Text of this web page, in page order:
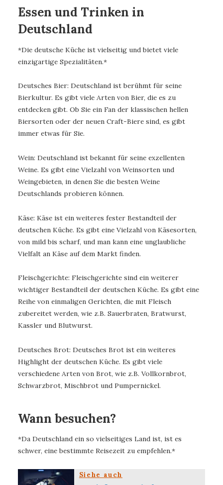
Essen und Trinken in
Deutschland
*Die deutsche Küche ist vielseitig und bietet viele
einzigartige Spezialitäten.*
Deutsches Bier: Deutschland ist berühmt für seine
Bierkultur. Es gibt viele Arten von Bier, die es zu
entdecken gibt. Ob Sie ein Fan der klassischen hellen
Biersorten oder der neuen Craft-Biere sind, es gibt
immer etwas für Sie.
Wein: Deutschland ist bekannt für seine exzellenten
Weine. Es gibt eine Vielzahl von Weinsorten und
Weingebieten, in denen Sie die besten Weine
Deutschlands probieren können.
Käse: Käse ist ein weiteres fester Bestandteil der
deutschen Küche. Es gibt eine Vielzahl von Käsesorten,
von mild bis scharf, und man kann eine unglaubliche
Vielfalt an Käse auf dem Markt finden.
Fleischgerichte: Fleischgerichte sind ein weiterer
wichtiger Bestandteil der deutschen Küche. Es gibt eine
Reihe von einmaligen Gerichten, die mit Fleisch
zubereitet werden, wie z.B. Sauerbraten, Bratwurst,
Kassler und Blutwurst.
Deutsches Brot: Deutsches Brot ist ein weiteres
Highlight der deutschen Küche. Es gibt viele
verschiedene Arten von Brot, wie z.B. Vollkornbrot,
Schwarzbrot, Mischbrot und Pumpernickel.
Wann besuchen?
*Da Deutschland ein so vielseitiges Land ist, ist es
schwer, eine bestimmte Reisezeit zu empfehlen.*
Siehe auch